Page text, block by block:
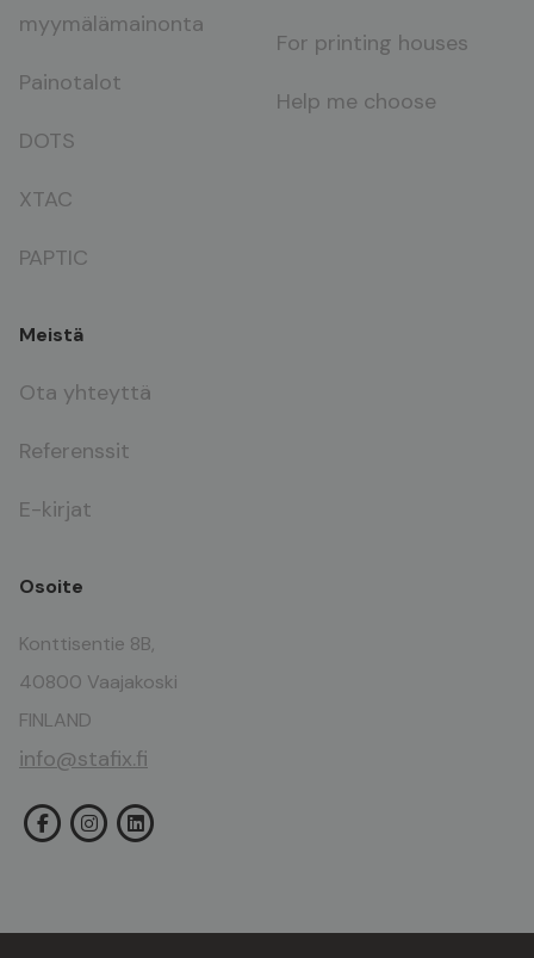
myymälämainonta
Painotalot
DOTS
XTAC
PAPTIC
For printing houses
Help me choose
Meistä
Ota yhteyttä
Referenssit
E-kirjat
Osoite
Konttisentie 8B,
40800 Vaajakoski
FINLAND
info@stafix.fi